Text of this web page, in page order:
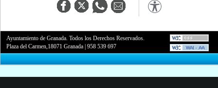
Ayuntamiento de Granada. Todos los Derechos Reservados.
Plaza del Carmen,18071 Granada |958 539 697